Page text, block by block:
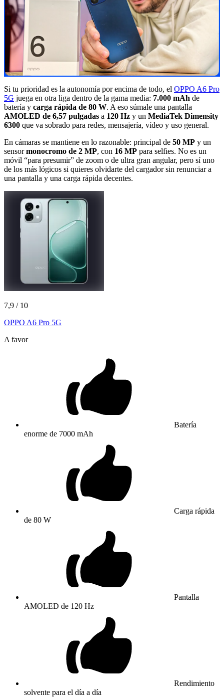
Si tu prioridad es la autonomía por encima de todo, el OPPO A6 Pro
5G juega en otra liga dentro de la gama media: 7.000 mAh de
batería y carga rápida de 80 W. A eso súmale una pantalla
AMOLED de 6,57 pulgadas a 120 Hz y un MediaTek Dimensity
6300 que va sobrado para redes, mensajería, vídeo y uso general.
En cámaras se mantiene en lo razonable: principal de 50 MP y un
sensormonocromo de 2 MP, con 16 MP para selfies. No es un
móvil “para presumir” de zoom o de ultra gran angular, pero sí uno
de los más lógicos si quieres olvidarte del cargador sin renunciar a
una pantalla y una carga rápida decentes.
7,9 / 10
OPPO A6 Pro 5G
A favor
Batería
enorme de 7000 mAh
Carga rápida
de 80 W
Pantalla
AMOLED de 120 Hz
Rendimiento
solvente para el día a día